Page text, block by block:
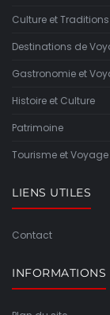
Culture et Traditions
Destinations de
Gastronomie et
Histoire et Culture
Patrimoine
Tourisme et Voyage
LIENS UTILES
Contact
INFORMATIONS